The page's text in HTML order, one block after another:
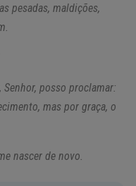
pesadas, maldições,
posso proclamar:
mas por graça, o
nascer de novo.